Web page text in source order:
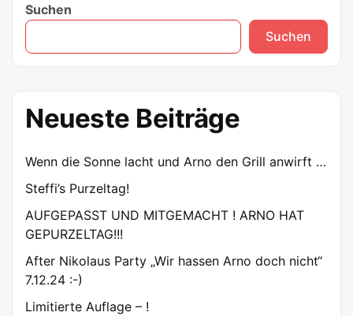
lacht
und
Suchen
Suchen
Neueste Beiträge
Wenn die Sonne lacht und Arno den Grill anwirft …
Steffi’s Purzeltag!
AUFGEPASST UND MITGEMACHT ! ARNO HAT
GEPURZELTAG!!!
After Nikolaus Party „Wir hassen Arno doch nicht“
7.12.24 :-)
Limitierte Auflage – !